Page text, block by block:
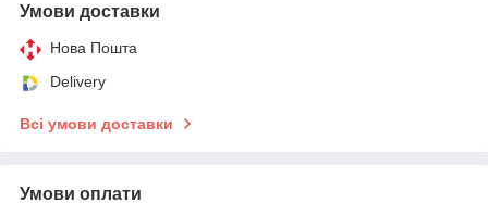
Умови доставки
Нова Пошта
Delivery
Всі умови доставки
Умови оплати